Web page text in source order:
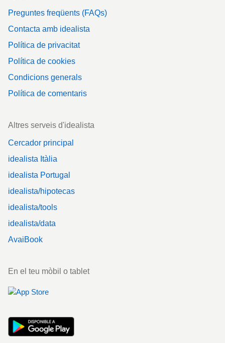
Preguntes freqüents (FAQs)
Contacta amb idealista
Política de privacitat
Política de cookies
Condicions generals
Política de comentaris
Altres serveis d'idealista
Cercador principal
idealista Itàlia
idealista Portugal
idealista/hipotecas
idealista/tools
idealista/data
AvaiBook
En el teu mòbil o tablet